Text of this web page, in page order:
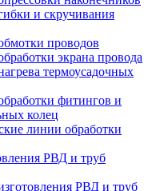
и скручивания
проводов
экрана провода
термоусадочных
фитингов и
колец
линии обработки
РВД и труб
РВД и труб